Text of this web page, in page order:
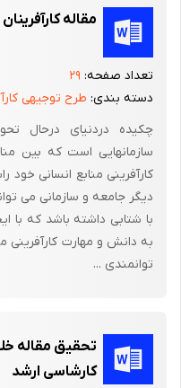
- بالاخره آنچه را دوست داشتی،
- انتخاب شما هم خوب است.
برای تداوم انگیزه درونی هم
استفاده کرد. نسبت بین این
چیز دیگر این است که گرایش
(و با جهتی درونی) است، اما
موثرتر است. باید به رفتارهای
داد و کودک را مستحق
چنین شرایطی دامنه تشویق و
در یک نمایشگاه کوچک تا
اما آنها نیز گاهی به محبت
پیروی کند و بدون چشم داشت در
مقاله
تعداد صفحه: ۲۹
دسته بندی: طرح توجیهی
چکیده دردنیای درحال
سازمانهایی است که بین
کارآفرینی منابع انسانی خود
دیگر جامعه و سازمانی می
با شتابی داشته باشد که با
به دانش و مهارت کارآفرینی
توانمندی ...
تحقیق مقاله
کارشاسی ارشد